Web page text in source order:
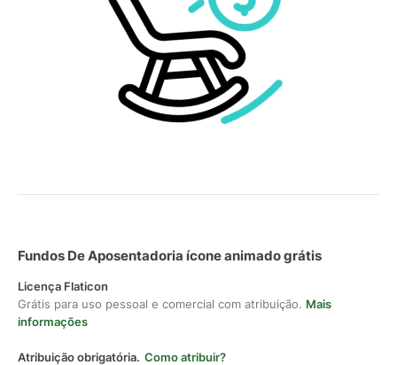
Fundos De Aposentadoria ícone animado grátis
Licença Flaticon
Grátis para uso pessoal e comercial com atribuição. Mais
informações
Atribuição obrigatória. Como atribuir?